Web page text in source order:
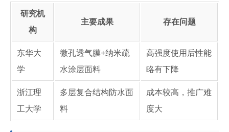
研究机
构
主要成果 存在问题
东华大
学
微孔透气膜+纳米疏
水涂层面料
高强度使用后性能
略有下降
浙江理
工大学
多层复合结构防水面
料
成本较高，推广难
度大